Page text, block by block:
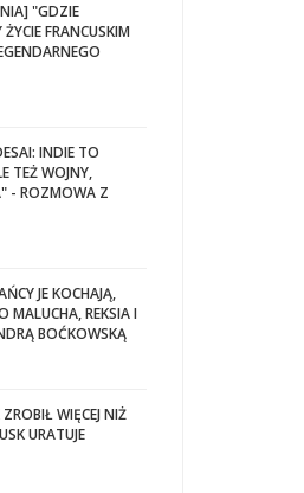
"GDZIE
FRANCUSKIM
INDIE TO
TEŻ WOJNY,
- ROZMOWA Z
JE KOCHAJĄ,
MALUCHA, REKSIA I
BOĆKOWSKĄ
WIĘCEJ NIŻ
URATUJE